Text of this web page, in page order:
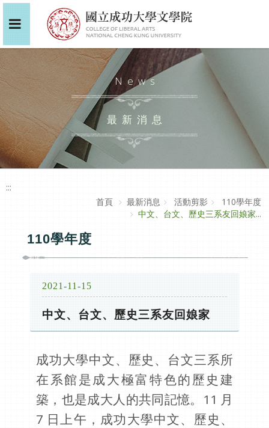
News
最新消息
:::
首頁
最新消息 活動剪影
110學年度
中文、台文、歷史三系友回娘家...
110學年度
2021-11-15
中文、台文、歷史三系友回娘家
成功大學中文、歷史、台文三系所
在系館是成大極富特色的歷史建
築，也是成大人的共同記憶。11 月
7 日上午，成功大學中文、歷史、